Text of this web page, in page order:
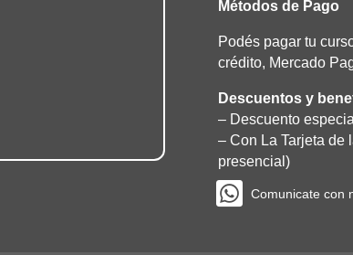
Métodos de Pago
Podés pagar tu
crédito, Mercado
Descuentos y
– Descuento
–Con La Tarjeta de
presencial)
 Comunicate con